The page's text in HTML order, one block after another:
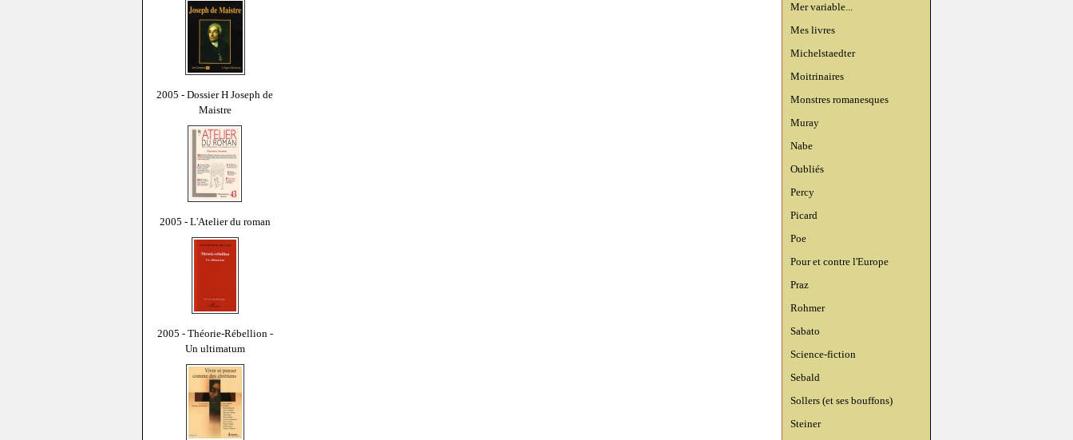
2005 - Dossier H Joseph de
Maistre
2005 - L'Atelier du roman
2005 - Théorie-Rébellion -
Un ultimatum
Mer variable...
Mes livres
Michelstaedter
Moitrinaires
Monstres romanesques
Muray
Nabe
Oubliés
Percy
Picard
Poe
Pour et contre l'Europe
Praz
Rohmer
Sabato
Science-fiction
Sebald
Sollers (et ses bouffons)
Steiner